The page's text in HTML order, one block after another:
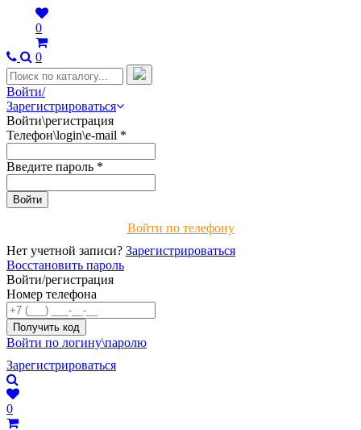
0
0
Войти/
Зарегистрироваться
Войти\регистрация
Телефон\login\e-mail *
Введите пароль *
Войти по телефону
Нет учетной записи? Зарегистрироваться
Восстановить пароль
Войти/регистрация
Номер телефона
Войти по логину\паролю
Зарегистрироваться
0